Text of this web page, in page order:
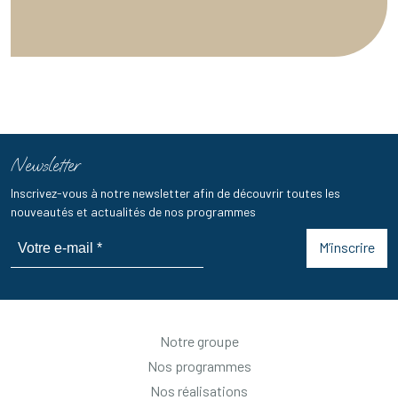
Newsletter
Inscrivez-vous à notre newsletter afin de découvrir toutes les
nouveautés et actualités de nos programmes
M’inscrire
Notre groupe
Nos programmes
Nos réalisations